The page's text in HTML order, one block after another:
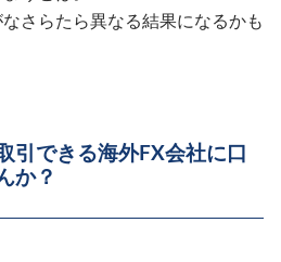
さらたら異なる結果になるかも
引できる海外FX会社に口
か？